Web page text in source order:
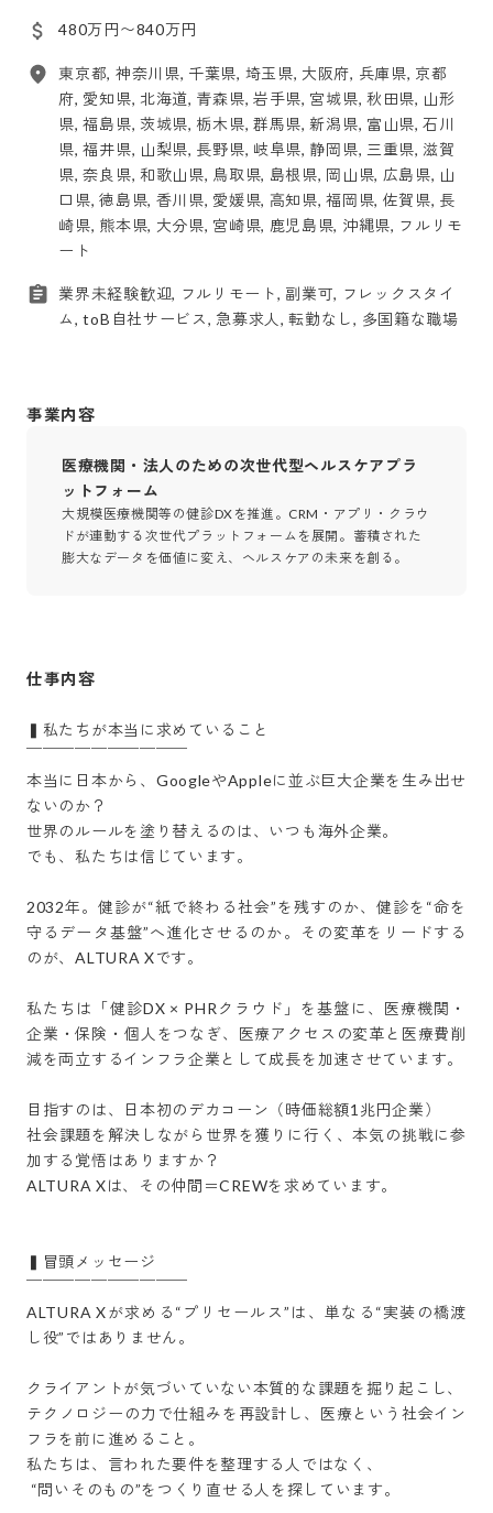
480万円〜840万円
東京都, 神奈川県, 千葉県, 埼玉県, 大阪府, 兵庫県, 京都
府, 愛知県, 北海道, 青森県, 岩手県, 宮城県, 秋田県, 山形
県, 福島県, 茨城県, 栃木県, 群馬県, 新潟県, 富山県, 石川
県, 福井県, 山梨県, 長野県, 岐阜県, 静岡県, 三重県, 滋賀
県, 奈良県, 和歌山県, 鳥取県, 島根県, 岡山県, 広島県, 山
口県, 徳島県, 香川県, 愛媛県, 高知県, 福岡県, 佐賀県, 長
崎県, 熊本県, 大分県, 宮崎県, 鹿児島県, 沖縄県, フルリモ
ート
業界未経験歓迎, フルリモート, 副業可, フレックスタイ
ム, toB自社サービス, 急募求人, 転勤なし, 多国籍な職場
事業内容
医療機関・法人のための次世代型ヘルスケアプラ
ットフォーム
大規模医療機関等の健診DXを推進。CRM・アプリ・クラウ
ドが連動する次世代プラットフォームを展開。蓄積された
膨大なデータを価値に変え、ヘルスケアの未来を創る。
仕事内容
▍私たちが本当に求めていること
￣￣￣￣￣￣￣￣￣￣
本当に日本から、GoogleやAppleに並ぶ巨大企業を生み出せ
ないのか？
世界のルールを塗り替えるのは、いつも海外企業。
でも、私たちは信じています。
2032年。健診が“紙で終わる社会”を残すのか、健診を“命を
守るデータ基盤”へ進化させるのか。その変革をリードする
のが、ALTURA Xです。
私たちは「健診DX × PHRクラウド」を基盤に、医療機関・
企業・保険・個人をつなぎ、医療アクセスの変革と医療費削
減を両立するインフラ企業として成長を加速させています。
目指すのは、日本初のデカコーン（時価総額1兆円企業）
社会課題を解決しながら世界を獲りに行く、本気の挑戦に参
加する覚悟はありますか？
ALTURA Xは、その仲間＝CREWを求めています。
▍冒頭メッセージ
￣￣￣￣￣￣￣￣￣￣
ALTURA Xが求める“プリセールス”は、単なる“実装の橋渡
し役”ではありません。
クライアントが気づいていない本質的な課題を掘り起こし、
テクノロジーの力で仕組みを再設計し、医療という社会イン
フラを前に進めること。
私たちは、言われた要件を整理する人ではなく、